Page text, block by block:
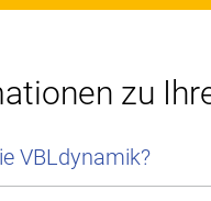
zu
VBLdynamik?